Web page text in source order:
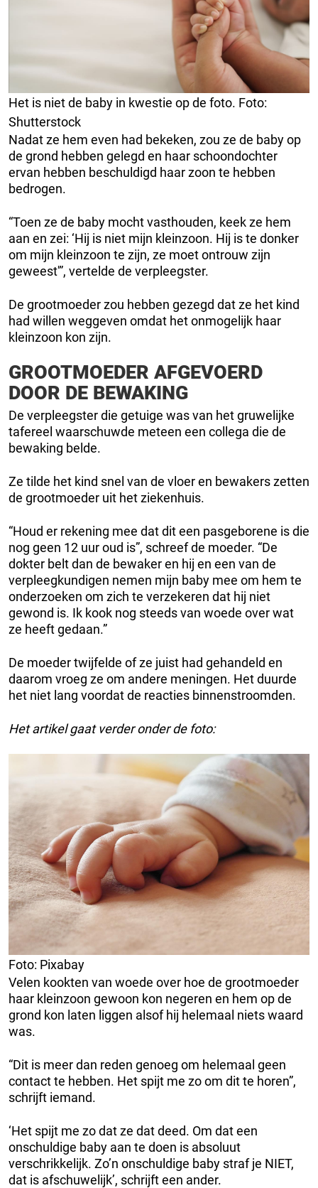
Het is niet de baby in kwestie op de foto. Foto:
Shutterstock
Nadat ze hem even had bekeken, zou ze de baby op
de grond hebben gelegd en haar schoondochter
ervan hebben beschuldigd haar zoon te hebben
bedrogen.
“Toen ze de baby mocht vasthouden, keek ze hem
aan en zei: ‘Hij is niet mijn kleinzoon. Hij is te donker
om mijn kleinzoon te zijn, ze moet ontrouw zijn
geweest'”, vertelde de verpleegster.
De grootmoeder zou hebben gezegd dat ze het kind
had willen weggeven omdat het onmogelijk haar
kleinzoon kon zijn.
GROOTMOEDER AFGEVOERD
DOOR DE BEWAKING
De verpleegster die getuige was van het gruwelijke
tafereel waarschuwde meteen een collega die de
bewaking belde.
Ze tilde het kind snel van de vloer en bewakers zetten
de grootmoeder uit het ziekenhuis.
“Houd er rekening mee dat dit een pasgeborene is die
nog geen 12 uur oud is”, schreef de moeder. “De
dokter belt dan de bewaker en hij en een van de
verpleegkundigen nemen mijn baby mee om hem te
onderzoeken om zich te verzekeren dat hij niet
gewond is. Ik kook nog steeds van woede over wat
ze heeft gedaan.”
De moeder twijfelde of ze juist had gehandeld en
daarom vroeg ze om andere meningen. Het duurde
het niet lang voordat de reacties binnenstroomden.
Het artikel gaat verder onder de foto:
Foto: Pixabay
Velen kookten van woede over hoe de grootmoeder
haar kleinzoon gewoon kon negeren en hem op de
grond kon laten liggen alsof hij helemaal niets waard
was.
“Dit is meer dan reden genoeg om helemaal geen
contact te hebben. Het spijt me zo om dit te horen”,
schrijft iemand.
‘Het spijt me zo dat ze dat deed. Om dat een
onschuldige baby aan te doen is absoluut
verschrikkelijk. Zo’n onschuldige baby straf je NIET,
dat is afschuwelijk’, schrijft een ander.